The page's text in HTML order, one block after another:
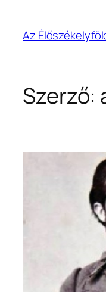
tartalomhoz
Az
Szerző: